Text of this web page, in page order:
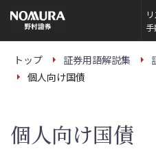
の
ー
トップ 証券用語解説集
個人向け国債
個人向け国債